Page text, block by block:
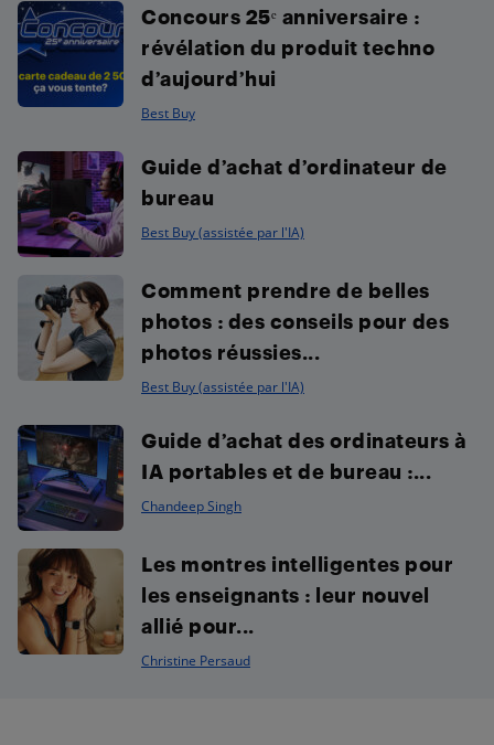
Concours 25ᵉ anniversaire :
révélation du produit techno
d’aujourd’hui
Best Buy
Guide d’achat d’ordinateur de
bureau
Best Buy (assistée par l'IA)
Comment prendre de belles
photos : des conseils pour des
photos réussies...
Best Buy (assistée par l'IA)
Guide d’achat des ordinateurs à
IA portables et de bureau :...
Chandeep Singh
Les montres intelligentes pour
les enseignants : leur nouvel
allié pour...
Christine Persaud